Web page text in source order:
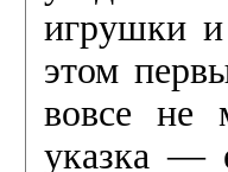
игрушки
этом
вовсе не
указка —